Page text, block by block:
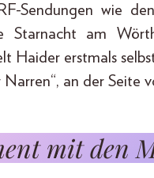
Sendungen wie
Starnacht am
Haider erstmals
an der Seite
mit den